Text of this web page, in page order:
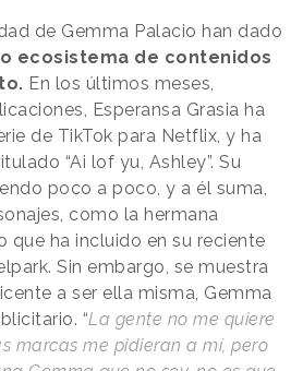
de Gemma Palacio han dado
ecosistema de contenidos
En los últimos meses,
Esperansa Grasia ha
de TikTok para Netflix, y ha
“Ai lof yu, Ashley”. Su
poco a poco, y a él suma,
como la hermana
que ha incluido en su reciente
Sin embargo, se muestra
a ser ella misma, Gemma
“La gente no me quiere
marcas me pidieran a mí, pero